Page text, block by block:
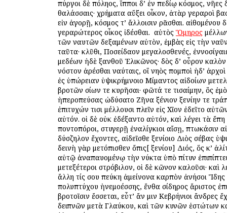
πύργοι δὲ πόληος, ἵπποι δ’ ἐν πεδίῳ κόσμος, νῆες
θαλάσσαις· χρήματα αὔξει οἶκον, ἀτὰρ γεραροὶ
εἰν ἀγορῇ, κόσμος τ’ ἄλλοισιν ὁρᾶσθαι. αἰθομένου
γεραρώτερος οἶκος ἰδέσθαι. ὁ αὐτὸς Ὅμηρος
τῶν ναυτῶν δεξαμένων αὐτὸν, ἐμβὰς εἰς τὴν
ταῦτα· κλῦθι, Ποσείδαον μεγαλοσθενές,
μεδέων ἠδὲ ξανθοῦ Ἑλικῶνος· δὸς δ’ οὖρον
νόστον ἀρέσθαι ναύταις, οἳ νηὸς πομποὶ ἠδ’ ἀρχοὶ
ἐς ὑπώρειαν ὑψικρήμνοιο Μίμαντος αἰδοίων
βροτῶν ὁσίων τε κυρῆσαι· φῶτά τε τισαίμην, ὃς
ἠπεροπεύσας ὠδύσατο Ζῆνα ξένιον ξενίην τε
ἐπιτυχών τισι μέλλουσι πλεῖν εἰς Χῖον ἐδεῖτο
αὐτόν. οἱ δὲ οὐκ ἐδέξαντο αὐτόν, καὶ λέγει τὰ ἔπη
ποντοπόροι, στυγερῇ ἐναλίγκιοι αἴσῃ, πτωκάσιν
δύσζηλον ἔχοντες, αἰδεῖσθε ξενίοιο Διὸς σέβας
δεινὴ γὰρ μετόπισθεν ὄπις[ ξενίου] Διός, ὅς κ’
αὐτῷ ἀναπαυομένῳ τὴν νύκτα ὑπὸ πίτυν
μετεξέτεροι στρόβιλον, οἱ δὲ κῶνον καλοῦσι· καὶ
ἄλλη τίς σου πεύκη ἀμείνονα καρπὸν ἀνήσοι
πολυπτύχου ἠνεμοέσσης, ἔνθα σίδηρος ἄριστος
βροτοῖσιν ἔσσεται, εὖτ’ ἄν μιν Κεβρήνιοι ἄνδρες
δειπνῶν μετὰ Γλαύκου, καὶ τῶν κυνῶν ἑστώτων